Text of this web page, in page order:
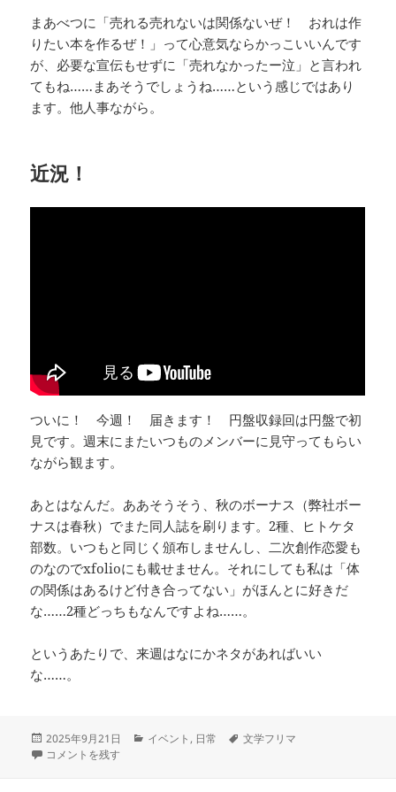
まあべつに「売れる売れないは関係ないぜ！ おれは作
りたい本を作るぜ！」って心意気ならかっこいいんです
が、必要な宣伝もせずに「売れなかったー泣」と言われ
てもね……まあそうでしょうね……という感じではあり
ます。他人事ながら。
近況！
ついに！ 今週！ 届きます！ 円盤収録回は円盤で初
見です。週末にまたいつものメンバーに見守ってもらい
ながら観ます。
あとはなんだ。ああそうそう、秋のボーナス（弊社ボー
ナスは春秋）でまた同人誌を刷ります。2種、ヒトケタ
部数。いつもと同じく頒布しませんし、二次創作恋愛も
のなのでxfolioにも載せません。それにしても私は「体
の関係はあるけど付き合ってない」がほんとに好きだ
な……2種どっちもなんですよね……。
というあたりで、来週はなにかネタがあればいい
な……。
投
稿
2025年9月21日
カ
イベント , 日常
タ
文学フリマ
文学フリマ福岡・買専のススメ に
コメントを残す